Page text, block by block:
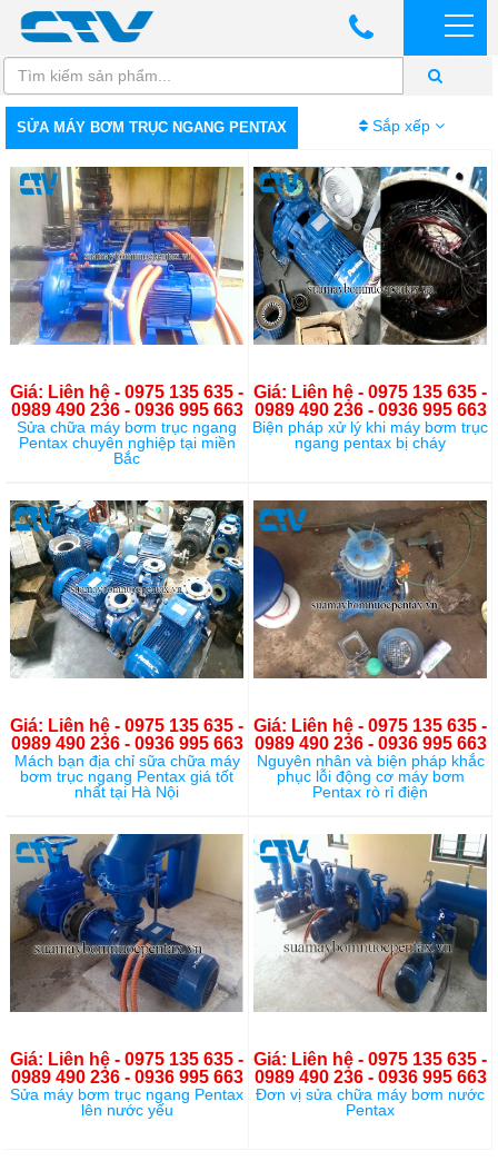
SỬA MÁY BƠM TRỤC NGANG PENTAX Sắp xếp
Giá: Liên hệ - 0975 135 635 -
0989 490 236 - 0936 995 663
Sửa chữa máy bơm trục ngang
Pentax chuyên nghiệp tại miền
Bắc
Giá: Liên hệ - 0975 135 635 -
0989 490 236 - 0936 995 663
Biện pháp xử lý khi máy bơm trục
ngang pentax bị cháy
Giá: Liên hệ - 0975 135 635 -
0989 490 236 - 0936 995 663
Mách bạn địa chỉ sữa chữa máy
bơm trục ngang Pentax giá tốt
nhất tại Hà Nội
Giá: Liên hệ - 0975 135 635 -
0989 490 236 - 0936 995 663
Nguyên nhân và biện pháp khắc
phục lỗi động cơ máy bơm
Pentax rò rỉ điện
Giá: Liên hệ - 0975 135 635 -
0989 490 236 - 0936 995 663
Sửa máy bơm trục ngang Pentax
lên nước yếu
Giá: Liên hệ - 0975 135 635 -
0989 490 236 - 0936 995 663
Đơn vị sửa chữa máy bơm nước
Pentax